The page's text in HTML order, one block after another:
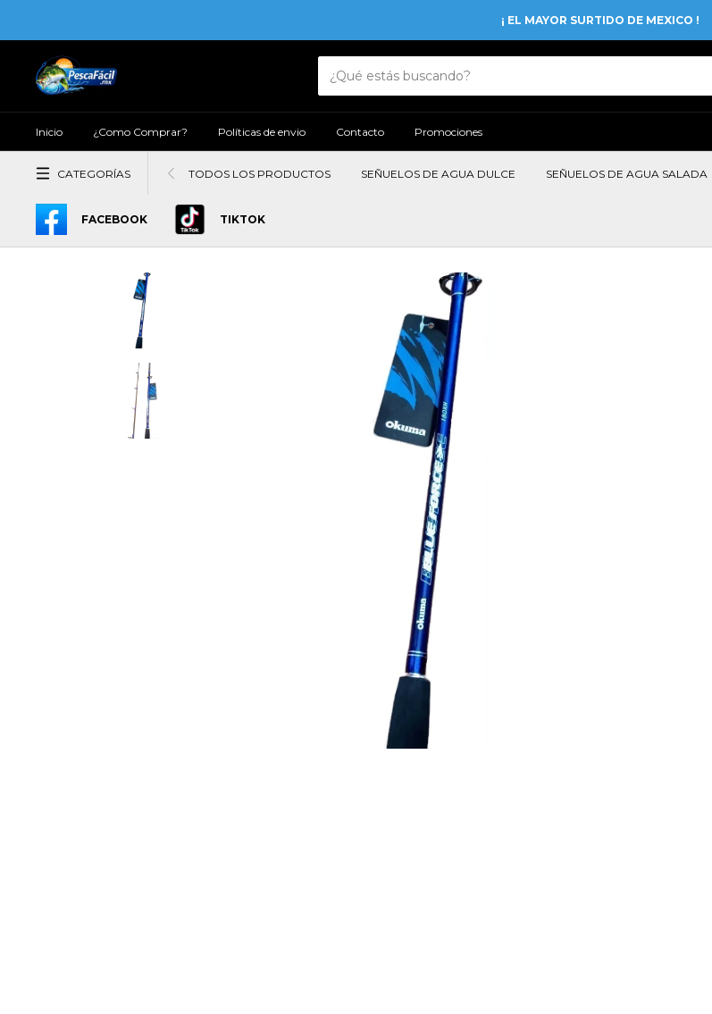
¡ EL MAYOR SURTIDO DE MEXICO !
Inicio ¿Como Comprar? Políticas de envio Contacto Promociones
CATEGORÍAS TODOS LOS PRODUCTOS SEÑUELOS DE AGUA DULCE SEÑUELOS DE AGUA SALADA
FACEBOOK TIKTOK